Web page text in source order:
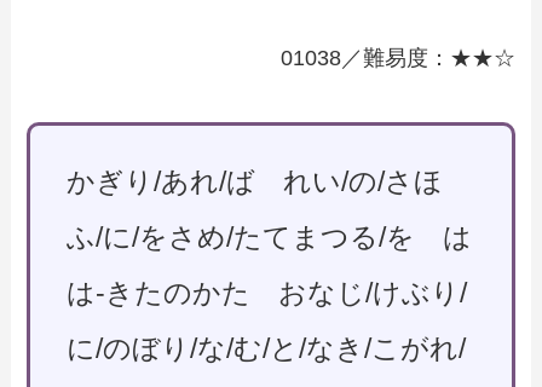
01038／難易度：★★☆
かぎり/あれ/ば れい/の/さほ
ふ/に/をさめ/たてまつる/を は
は-きたのかた おなじ/けぶり/
に/のぼり/な/む/と/なき/こがれ/